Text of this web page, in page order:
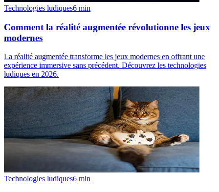
Technologies ludiques6 min
Comment la réalité augmentée révolutionne les jeux
modernes
La réalité augmentée transforme les jeux modernes en offrant une
expérience immersive sans précédent. Découvrez les technologies
ludiques en 2026.
Technologies ludiques6 min